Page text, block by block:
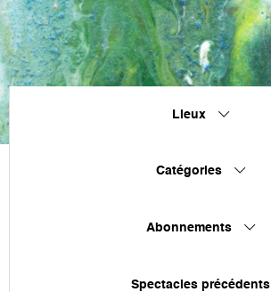
Lieux
Catégories
Abonnements
Spectacles précédents